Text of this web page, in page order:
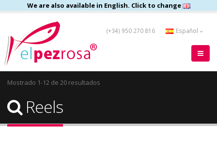
We are also available in English. Click to change
(+34) 950 270 816 Español
Mostrado 1-12 de 20 resultados
Reels